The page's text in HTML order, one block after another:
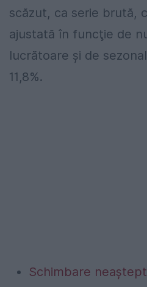
scăzut, ca serie brută,
ajustată în funcţie de
lucrătoare şi de
11,8%.
Schimbare